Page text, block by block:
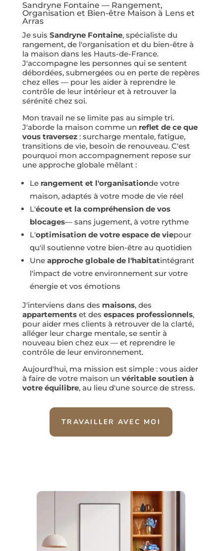
Sandryne Fontaine — Rangement,
Organisation et Bien-être Maison à Lens et
Arras
Je suis Sandryne Fontaine, spécialiste du
rangement, de l'organisation et du bien-être à
la maison dans les Hauts-de-France.
J'accompagne les personnes qui se sentent
débordées, submergées ou en perte de repères
chez elles — pour les aider à reprendre le
contrôle de leur intérieur et à retrouver la
sérénité chez soi.
Mon travail ne se limite pas au simple tri.
J'aborde la maison comme un reflet de ce que
vous traversez : surcharge mentale, fatigue,
transitions de vie, besoin de renouveau. C'est
pourquoi mon accompagnement repose sur
une approche globale mêlant :
Le rangement et l'organisationde votre
maison, adaptés à votre mode de vie réel
L'écoute et la compréhension de vos
blocages— sans jugement, à votre rythme
L'optimisation de votre espace de viepour
qu'il soutienne votre bien-être au quotidien
Une approche globale de l'habitatintégrant
l'impact de votre environnement sur votre
énergie et vos émotions
J'interviens dans des maisons, des
appartements et des espaces professionnels,
pour aider mes clients à retrouver de la clarté,
alléger leur charge mentale, se sentir à
nouveau bien chez eux — et reprendre le
contrôle de leur environnement.
Aujourd'hui, ma mission est simple : vous aider
à faire de votre maison un véritable soutien à
votre équilibre, au lieu d'une source de stress.
TRAVAILLER AVEC MOI